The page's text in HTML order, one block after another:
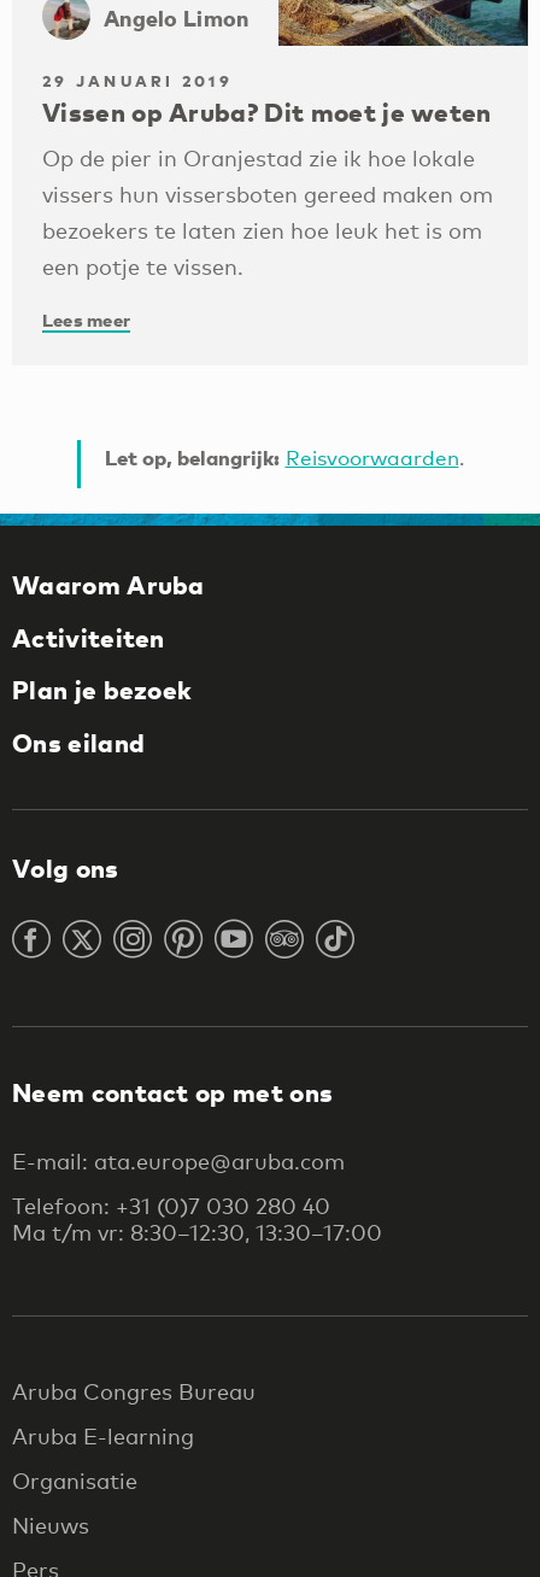
Angelo Limon
29 JANUARI 2019
Vissen op Aruba? Dit moet je weten
Op de pier in Oranjestad zie ik hoe lokale
vissers hun vissersboten gereed maken om
bezoekers te laten zien hoe leuk het is om
een potje te vissen.
Lees meer
Let op, belangrijk: Reisvoorwaarden.
Waarom Aruba
Activiteiten
Plan je bezoek
Ons eiland
Volg ons
Neem contact op met ons
E-mail: ata.europe@aruba.com
Telefoon: +31 (0)7 030 280 40
Ma t/m vr: 8:30–12:30, 13:30–17:00
Aruba Congres Bureau
Aruba E-learning
Organisatie
Nieuws
Pers